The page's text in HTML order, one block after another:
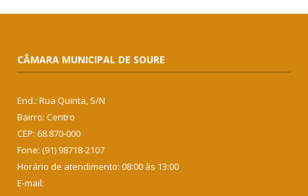
CÂMARA MUNICIPAL DE SOURE
End.: Rua Quinta, S/N
Bairro: Centro
CEP: 68.870-000
Fone: (91) 98718-2107
Horário de atendimento: 08:00 às 13:00
E-mail: